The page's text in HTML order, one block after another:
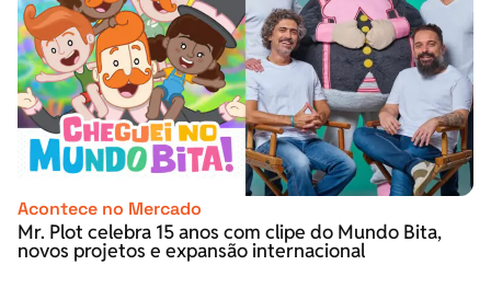
Acontece no Mercado
Mr. Plot celebra 15 anos com clipe do Mundo Bita,
novos projetos e expansão internacional